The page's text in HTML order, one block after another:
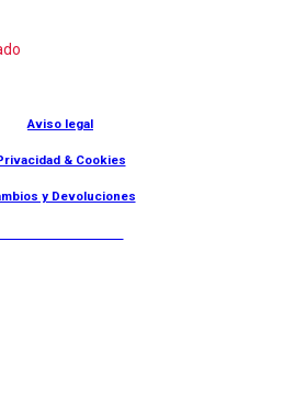
Aviso legal
& Cookies
y Devoluciones